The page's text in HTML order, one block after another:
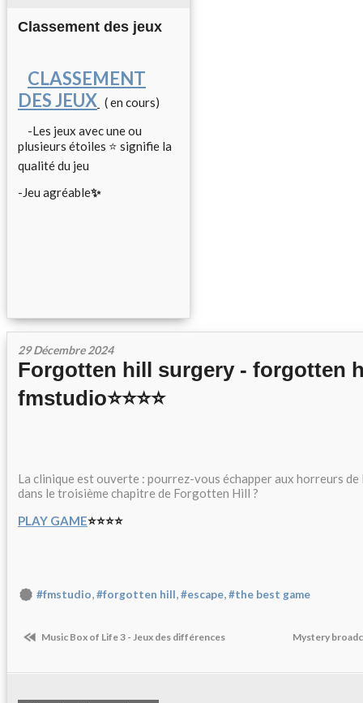
Classement des jeux
CLASSEMENT
DES JEUX ( en cours)
-Les jeux avec une ou
plusieurs étoiles ⭐ signifie la
qualité du jeu
-Jeu agréable✨
29 Décembre 2024
Forgotten hill surgery - forgotten
fmstudio⭐⭐⭐⭐
La clinique est ouverte : pourrez-vous échapper aux horreurs
dans le troisième chapitre de Forgotten Hill ?
PLAY GAME⭐⭐⭐⭐
#fmstudio,#forgotten hill,#escape,#the best game
Music Box of Life 3 - Jeux des différences Mystery